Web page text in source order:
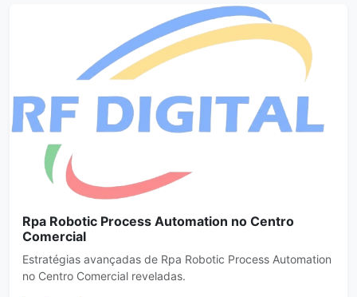
Rpa Robotic Process Automation no Centro
Comercial
Estratégias avançadas de Rpa Robotic Process Automation
no Centro Comercial reveladas.